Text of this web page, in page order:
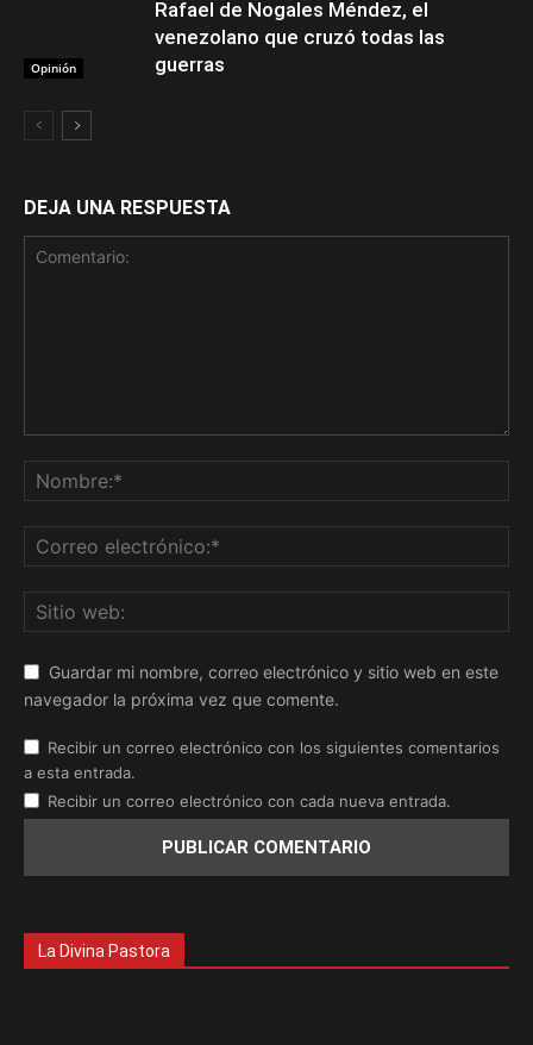
Opinión
Rafael de Nogales Méndez, el
venezolano que cruzó todas las
guerras
DEJA UNA RESPUESTA
Guardar mi nombre, correo electrónico y sitio web en este
navegador la próxima vez que comente.
Recibir un correo electrónico con los siguientes comentarios
a esta entrada.
Recibir un correo electrónico con cada nueva entrada.
La Divina Pastora